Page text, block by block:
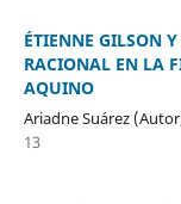
ÉTIENNE GILSON
RACIONAL EN LA
AQUINO
Ariadne Suárez
13